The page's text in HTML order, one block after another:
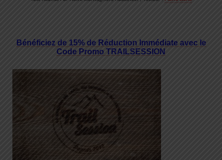
Bénéficiez de 15% de Réduction Immédiate avec le
Code Promo TRAILSESSION